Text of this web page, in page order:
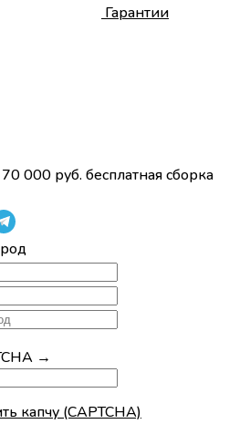
Гарантии
000 руб. бесплатная сборка
→
капчу (CAPTCHA)